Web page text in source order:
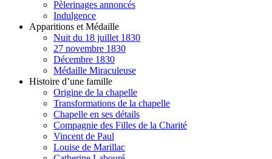
Pèlerinages annoncés
Indulgence
Apparitions et Médaille
Nuit du 18 juillet 1830
27 novembre 1830
Décembre 1830
Médaille Miraculeuse
Histoire d’une famille
Origine de la chapelle
Transformations de la chapelle
Chapelle en ses détails
Compagnie des Filles de la Charité
Vincent de Paul
Louise de Marillac